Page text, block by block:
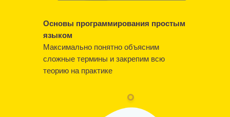
Основы программирования простым
языком
Максимально понятно объясним
сложные термины и закрепим всю
теорию на практике